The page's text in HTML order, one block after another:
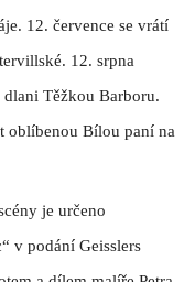
12. července se vrátí
12. srpna
Těžkou Barboru.
oblíbenou Bílou paní na
je určeno
v podání Geisslers